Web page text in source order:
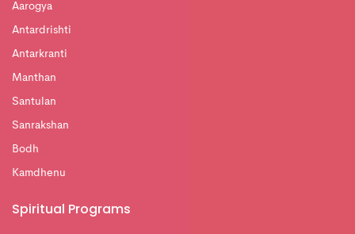
Aarogya
Antardrishti
Antarkranti
Manthan
Santulan
Sanrakshan
Bodh
Kamdhenu
Spiritual Programs